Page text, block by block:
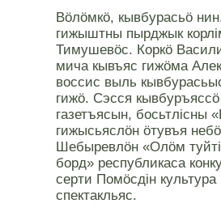
Вöлöмкö, кывбурасьö
гижыштны пырджык
Тимушевöс. Коркö
мича кывъяс гижöма
воссис выль
гижö. Сэсся
газетъясын, босьтлiсны
гижысьяслöн öтувъя
Шебыревлöн «Олöм
борд» республикаса
серти Помöсдiн
спектакльяс.